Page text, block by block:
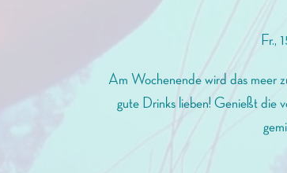
Fr.,
Am Wochenende wird das meer
gute Drinks lieben! Genießt die